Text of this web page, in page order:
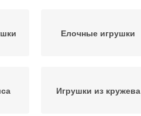
Елочные игрушки
Игрушки из кружева